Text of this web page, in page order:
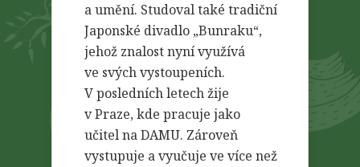
a umění. Studoval také tradiční
Japonské divadlo „Bunraku“,
jehož znalost nyní využívá
ve svých vystoupeních.
V posledních letech žije
v Praze, kde pracuje jako
učitel na DAMU. Zároveň
vystupuje a vyučuje ve více než